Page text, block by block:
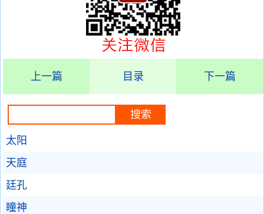
上一篇 目录 下一篇
太阳
天庭
廷孔
瞳神